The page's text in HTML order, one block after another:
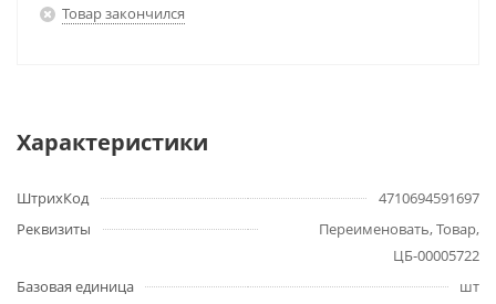
Товар закончился
Характеристики
ШтрихКод
4710694591697
Реквизиты
Переименовать, Товар,
ЦБ-00005722
Базовая единица
шт